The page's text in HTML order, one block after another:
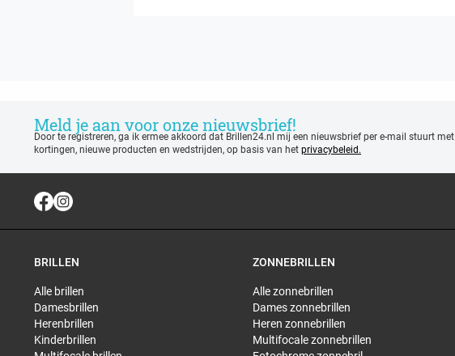
Meld je aan voor onze nieuwsbrief!
Door te registreren, ga ik ermee akkoord dat Brillen24.nl mij een nieuwsbrief per e-mail stuurt met
kortingen, nieuwe producten en wedstrijden, op basis van het privacybeleid.
BRILLEN
Alle brillen
Damesbrillen
Herenbrillen
Kinderbrillen
ZONNEBRILLEN
Alle zonnebrillen
Dames zonnebrillen
Heren zonnebrillen
Multifocale zonnebrillen